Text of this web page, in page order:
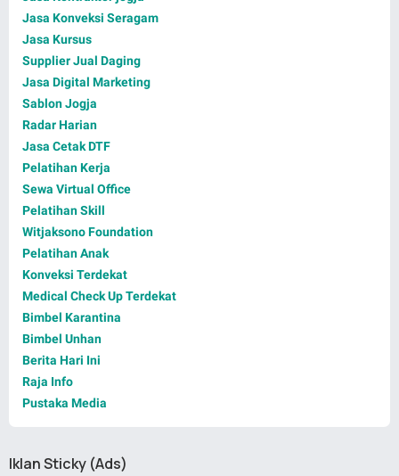
Jasa Konveksi Seragam
Jasa Kursus
Supplier Jual Daging
Jasa Digital Marketing
Sablon Jogja
Radar Harian
Jasa Cetak DTF
Pelatihan Kerja
Sewa Virtual Office
Pelatihan Skill
Witjaksono Foundation
Pelatihan Anak
Konveksi Terdekat
Medical Check Up Terdekat
Bimbel Karantina
Bimbel Unhan
Berita Hari Ini
Raja Info
Pustaka Media
Iklan Sticky (Ads)